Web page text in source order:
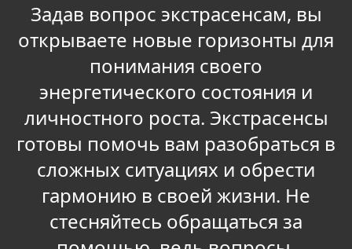
Задав вопрос экстрасенсам, вы
открываете новые горизонты для
понимания своего
энергетического состояния и
личностного роста. Экстрасенсы
готовы помочь вам разобраться в
сложных ситуациях и обрести
гармонию в своей жизни. Не
стесняйтесь обращаться за